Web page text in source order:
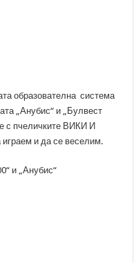
образователна система
„Анубис“ и „Булвест
с пчеличките ВИКИ И
и да се веселим.
и „Анубис“